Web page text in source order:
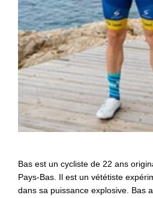
Bas est un cycliste de 22 ans
Pays-Bas. Il est un vététiste
dans sa puissance explosive. Bas